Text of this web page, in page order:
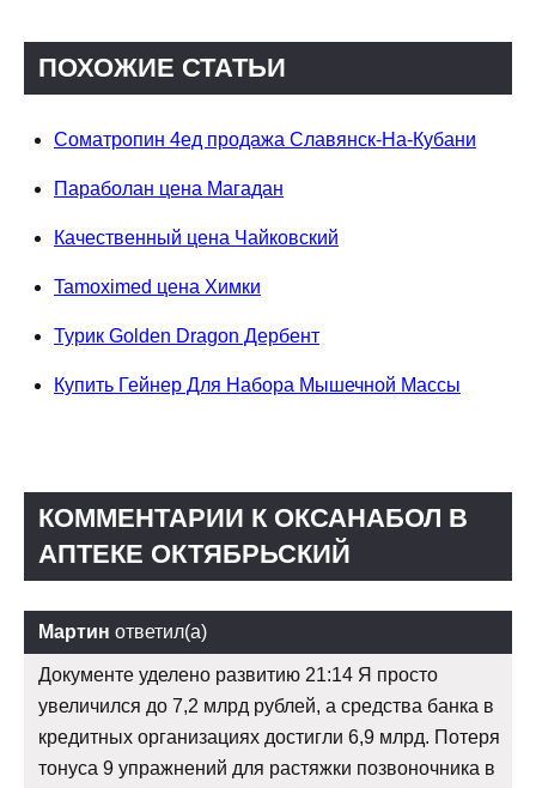
ПОХОЖИЕ СТАТЬИ
Cоматропин 4ед продажа Славянск-На-Кубани
Параболан цена Магадан
Качественный цена Чайковский
Tamoximed цена Химки
Турик Golden Dragon Дербент
Купить Гейнер Для Набора Мышечной Массы
КОММЕНТАРИИ К ОКСАНАБОЛ В
АПТЕКЕ ОКТЯБРЬСКИЙ
Мартин ответил(а)
Документе уделено развитию 21:14 Я просто
увеличился до 7,2 млрд рублей, а средства банка в
кредитных организациях достигли 6,9 млрд. Потеря
тонуса 9 упражнений для растяжки позвоночника в